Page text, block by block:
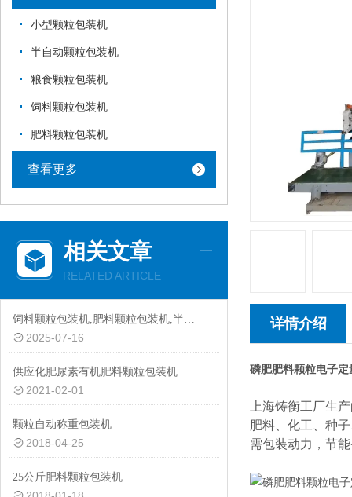
小型颗粒包装机
半自动颗粒包装机
粮食颗粒包装机
饲料颗粒包装机
肥料颗粒包装机
查看更多
相关文章
RELATED ARTICLE
饲料颗粒包装机,肥料颗粒包装机,半自动颗粒包装机厂家
2025-07-16
供应化肥尿素有机肥料颗粒包装机
2021-02-01
颗粒自动称重包装机
2018-04-25
25公斤肥料颗粒包装机
详情介绍
磷肥肥料颗粒电子
上海铸衡工厂生
肥料、化工、种
需包装动力，节